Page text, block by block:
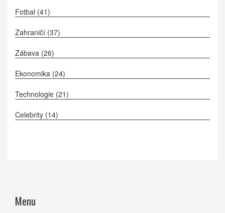
Fotbal (41)
Zahraničí (37)
Zábava (26)
Ekonomika (24)
Technologie (21)
Celebrity (14)
Menu